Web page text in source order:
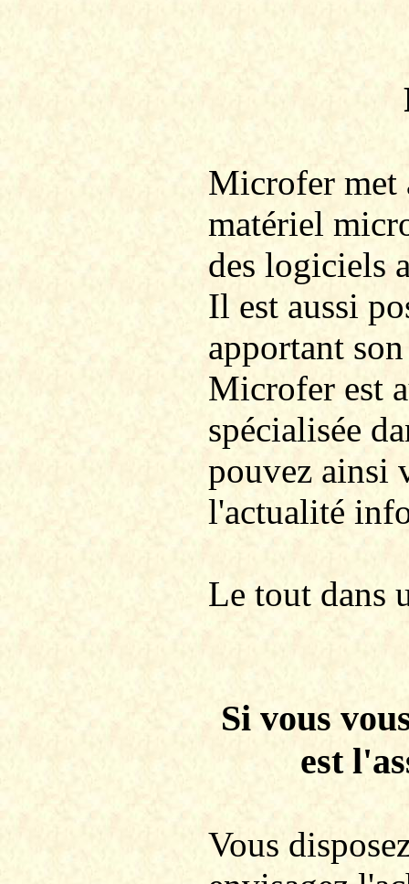
Microfer met
matériel
des logiciels
Il est aussi
apportant
Microfer est
spécialisée
pouvez ainsi
l'actualité
Le tout dans
Si vous
est
Vous